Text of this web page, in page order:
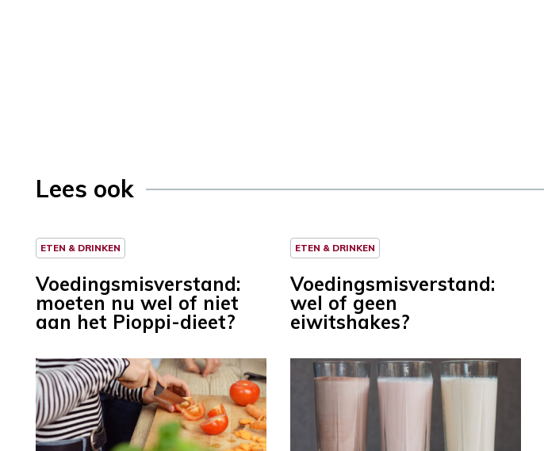
Lees ook
ETEN & DRINKEN
Voedingsmisverstand:
moeten nu wel of niet
aan het Pioppi-dieet?
ETEN & DRINKEN
Voedingsmisverstand:
wel of geen
eiwitshakes?